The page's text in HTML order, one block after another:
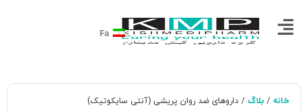
Fa
خانه / بلاگ / داروهای ضد روان پریشی (آنتی سایکوتیک)